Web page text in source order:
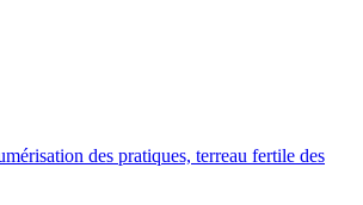
des pratiques, terreau fertile des